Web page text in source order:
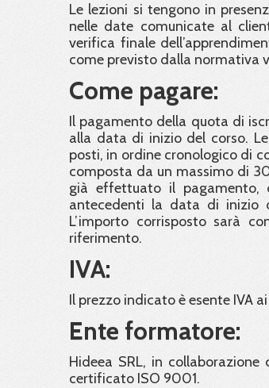
Le lezioni si tengono in
nelle date comunicate al
verifica finale
come previsto dalla normativa
Come pagare:
Il pagamento della quota di
alla data di inizio del corso.
posti, in ordine cronologico di
composta da un massimo di
già effettuato il pagamento,
antecedenti la data di inizio
L’importo corrisposto sarà
riferimento.
IVA:
Il prezzo indicato è esente IVA
Ente formatore:
Hideea SRL, in
certificato ISO 9001.